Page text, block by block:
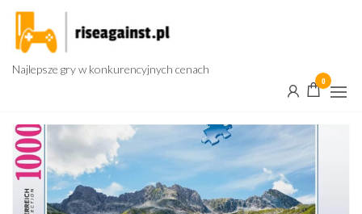
Przejdź
treści
Najlepsze gry w konkurencyjnych cenach
0